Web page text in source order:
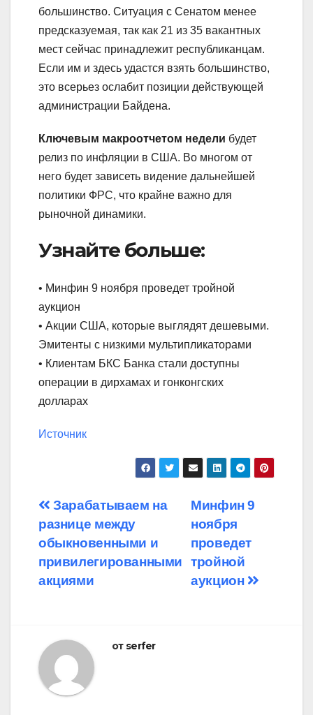
большинство. Ситуация с Сенатом менее
предсказуемая, так как 21 из 35 вакантных
мест сейчас принадлежит республиканцам.
Если им и здесь удастся взять большинство,
это всерьез ослабит позиции действующей
администрации Байдена.
Ключевым макроотчетом недели будет
релиз по инфляции в США. Во многом от
него будет зависеть видение дальнейшей
политики ФРС, что крайне важно для
рыночной динамики.
Узнайте больше:
• Минфин 9 ноября проведет тройной
аукцион
• Акции США, которые выглядят дешевыми.
Эмитенты с низкими мультипликаторами
• Клиентам БКС Банка стали доступны
операции в дирхамах и гонконгских
долларах
Источник
Навигация
по
записям
Минфин 9
ноября
проведет
тройной
аукцион
Зарабатываем на
разнице между
обыкновенными и
привилегированными
акциями
от serfer